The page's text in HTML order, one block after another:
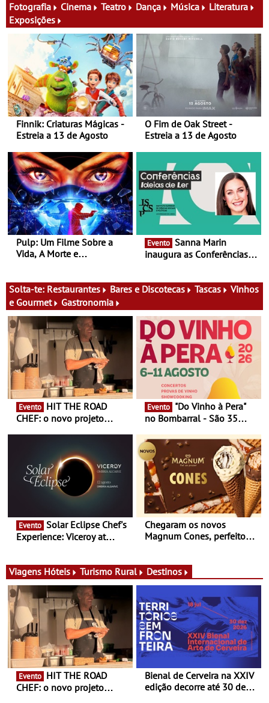
Fotografia Cinema Teatro Dança Música
Literatura
Exposições
Finnik: Criaturas Mágicas -
Estreia a 13 de Agosto
O Fim de Oak Street -
Estreia a 13 de Agosto
Pulp: Um Filme Sobre a
Vida, A Morte e
Evento
inaugura as Conferências
Finlândia é a convidada da
ciclo de debates dedicado
aos grandes temas do
nosso tempo
Solta-te: Restaurantes Bares e Discotecas Tascas
Vinhos
e Gourmet
Gastronomia
Evento
CHEF: o novo projeto
conceito gastronómico
itinerante que percorre
Portugal
Evento
no Bombarral - São 35
prova e seis dias de
experiências
Evento
Experience: Viceroy at
exclusiva
Chegaram os novos
Magnum Cones, perfeitos
Viagens Hóteis Turismo Rural Destinos
Evento
CHEF: o novo projeto
Bienal de Cerveira na XXIV
edição decorre até 30 de